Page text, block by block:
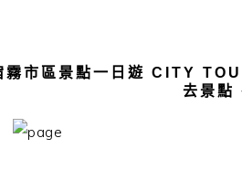
霧市區景點一日遊 CITY
去景點